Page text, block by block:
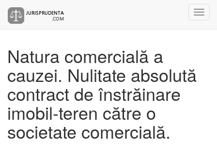
Natura comercială a
cauzei. Nulitate absolută
contract de înstrăinare
imobil-teren către o
societate comercială.